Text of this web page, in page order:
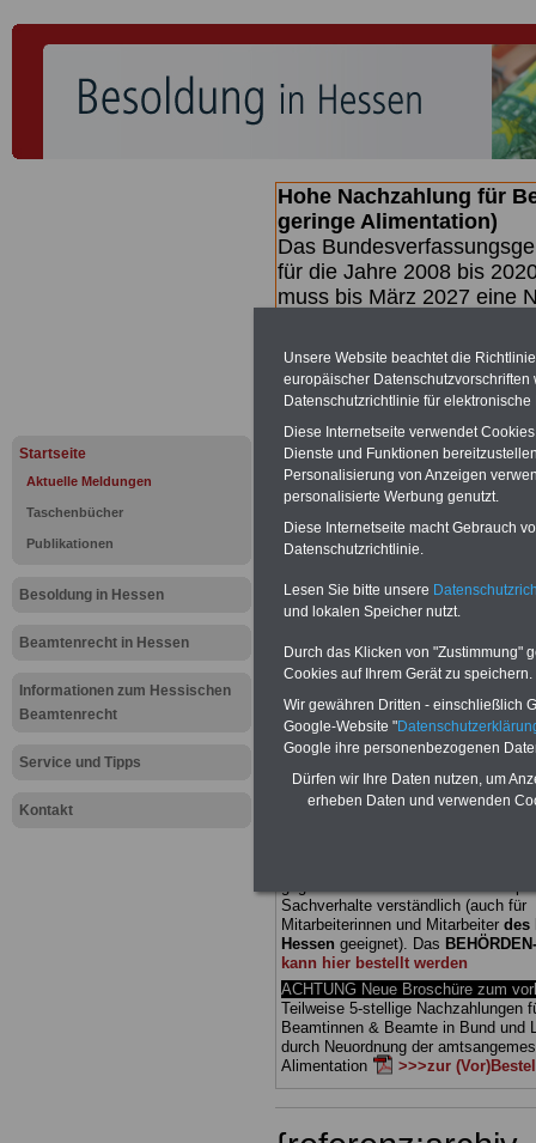
Startseite
Aktuelle Meldungen
Taschenbücher
Publikationen
Besoldung in Hessen
Beamtenrecht in Hessen
Informationen zum Hessischen
Beamtenrecht
Service und Tipps
Kontakt
Hohe Nachzahlung für
geringe Alimentation)
Das
für die Jahre 2008 bis
muss bis März 2027 eine
(Beamte &
geben (Medienberichten
mind.3.000 und 13.000
hierzu eine Broschüre
des Gesetzentwurfs der
(wahrscheinlich im
Broschüre.
Meldung
Richter
BEHÖRDEN-ABO
mit drei
25,00 Euro: Wissenswertes für
Sachverhalte verständlich (auch für
Mitarbeiterinnen und Mitarbeiter des
Hessen geeignet). Das
kann hier bestellt werden
ACHTUNG Neue Broschüre zum
Teilweise 5-stellige Nachzahlungen
Beamtinnen & Beamte in Bund und
durch Neuordnung der
Alimentation
>>>zur
Unsere Website beachtet die
europäischer
Datenschutzrichtlinie für
Diese Internetseite verwendet
Dienste und Funktionen
Personalisierung von Anzeigen
personalisierte Werbung genutzt.
Diese Internetseite macht Gebrauch
Datenschutzrichtlinie.
Lesen Sie bitte unsere
und lokalen Speicher nutzt.
Durch das Klicken von "Zustimmung"
Cookies auf Ihrem Gerät zu speichern.
Wir gewähren Dritten - einschließlich
Google-Website "
Google ihre personenbezogenen
Dürfen wir Ihre Daten nutzen, um
erheben Daten und verwenden